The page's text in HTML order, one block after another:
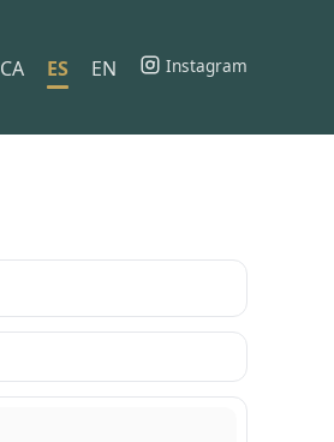
CA ES EN Instagram